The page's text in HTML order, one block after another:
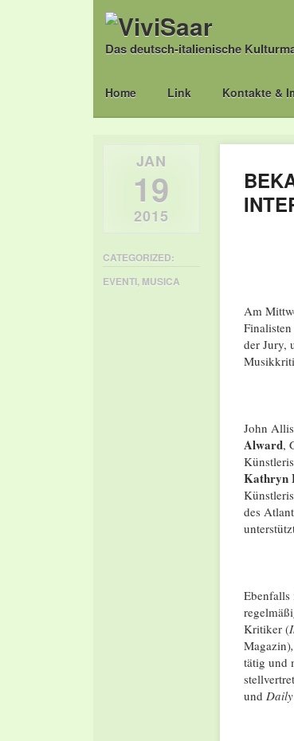
Das deutsch-italienische
Main menu
Skip
Home Link Kontakte &
Am
der Jury,
John
Alward,
Kathryn
des
Ebenfalls
Kritiker (
Magazin),
tätig und
und
JAN
19
2015
CATEGORIZED:
EVENTI, MUSICA